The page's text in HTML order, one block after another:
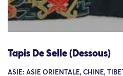
Tapis De Selle (Dessous)
ASIE: ASIE ORIENTALE, CHINE, TIBET